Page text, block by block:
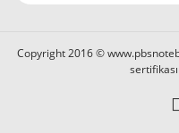
Copyright 2016 ©